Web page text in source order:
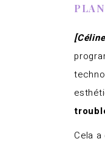
Cela